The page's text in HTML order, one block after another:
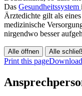
Das Gesundheitssystem
Ärztedichte gilt als
medizinische
nirgendwo besser
Alle öffnen Alle
Print this page